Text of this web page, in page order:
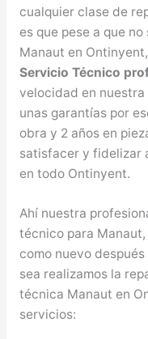
cualquier clase de
es que pese a que
Manaut en
Servicio Técnico
velocidad en
unas garantías por
obra y 2 años en
satisfacer y fidelizar
en todo Ontinyent.
Ahí nuestra
técnico para
como nuevo
sea realizamos la
técnica Manaut en
servicios: